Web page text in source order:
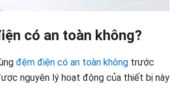
có an toàn không?
đệm điện có an toàn không trước
nguyên lý hoạt động của thiết bị này